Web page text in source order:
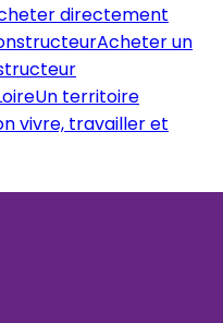
directement
Acheter un
Un territoire
vivre, travailler et